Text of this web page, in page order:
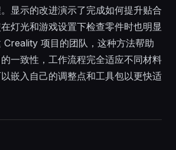
显示的改进演示了完成如何提升贴合
灯光和游戏设置下检查零件时也明显
Creality 项目的团队，这种方法帮助
一致性，工作流程完全适应不同材料
嵌入自己的调整点和工具包以更快适